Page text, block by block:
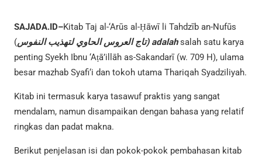
SAJADA.ID–Kitab Taj al-‘Arūs al-Ḥāwī li Tahdzīb an-Nufūs
(
تاج العروس الحاوي لتهذيب النفوس) adalahsalah satu karya
penting Syekh Ibnu ‘Aṭā’illāh as-Sakandarī (w. 709 H), ulama
besar mazhab Syafi‘i dan tokoh utama Thariqah Syadziliyah.
Kitab ini termasuk karya tasawuf praktis yang sangat
mendalam, namun disampaikan dengan bahasa yang relatif
ringkas dan padat makna.
Berikut penjelasan isi dan pokok-pokok pembahasan kitab